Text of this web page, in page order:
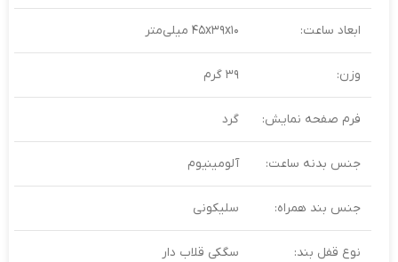
ابعاد ساعت: ۴۵x۳۹x۱۰ میلی‌متر
وزن: ۳۹ گرم
فرم صفحه نمایش: گرد
جنس بدنه ساعت: آلومینیوم
جنس بند همراه: سلیکونی
نوع قفل بند: سگکی قلاب ‌دار